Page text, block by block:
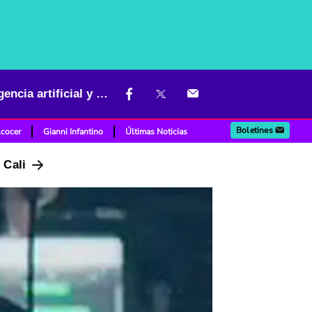
Apple Music revela el alcance real de la música generada por inteligencia artificial y detalla sus nuevas medidas de transparencia
Gianni Infantino Últimas Noticias Boletines
Cali